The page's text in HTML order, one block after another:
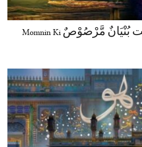
مومنین کی صفت بُنْیَانٌ مَّرْصُوْصٌ Momnin Ki